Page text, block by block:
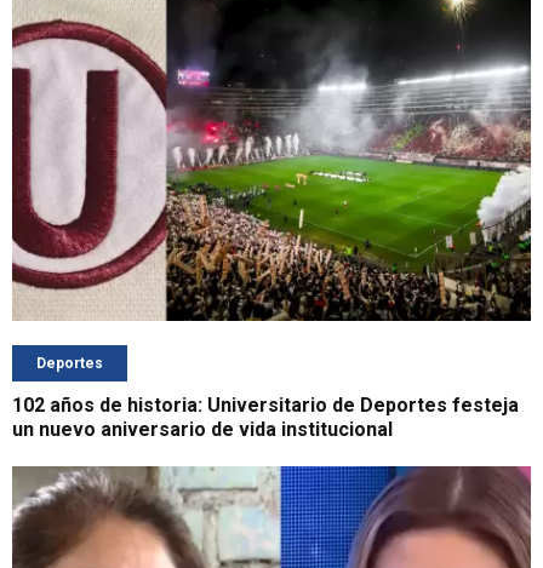
Deportes
102 años de historia: Universitario de Deportes festeja
un nuevo aniversario de vida institucional